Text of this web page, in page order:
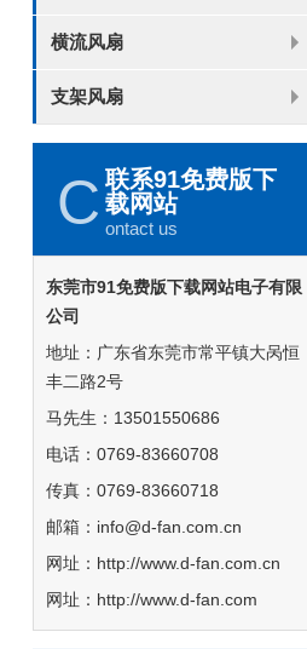
6025
8025
8038
9225
9238
1238
横流风扇
DC 030
支架风扇
3010
4010
5010
6010
6025
8015
5032碟形
8030碟形
9025
9025碟形
1225
1025碟形
1025
1225碟形
1525碟形
12538离心
C 联系91免费版下
载网站
ontact us
东莞市91免费版下载网站电子有限
公司
地址：广东省东莞市常平镇大呙恒
丰二路2号
马先生：13501550686
电话：0769-83660708
传真：0769-83660718
邮箱：info@d-fan.com.cn
网址：http://www.d-fan.com.cn
网址：http://www.d-fan.com